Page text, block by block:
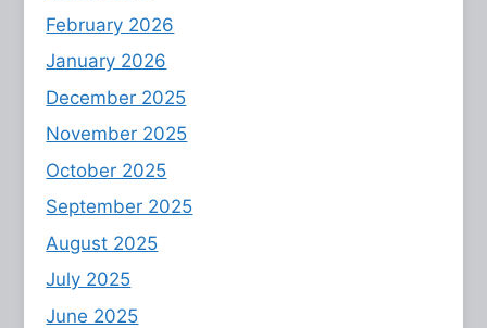
February 2026
January 2026
December 2025
November 2025
October 2025
September 2025
August 2025
July 2025
June 2025